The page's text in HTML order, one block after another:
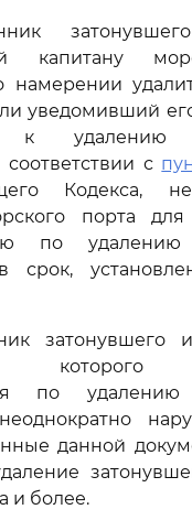
капитану
намерении
уведомивший
к удалению
с
Кодекса,
порта для
по удалению
срок,
затонувшего
которого
по удалению
данной
и более.